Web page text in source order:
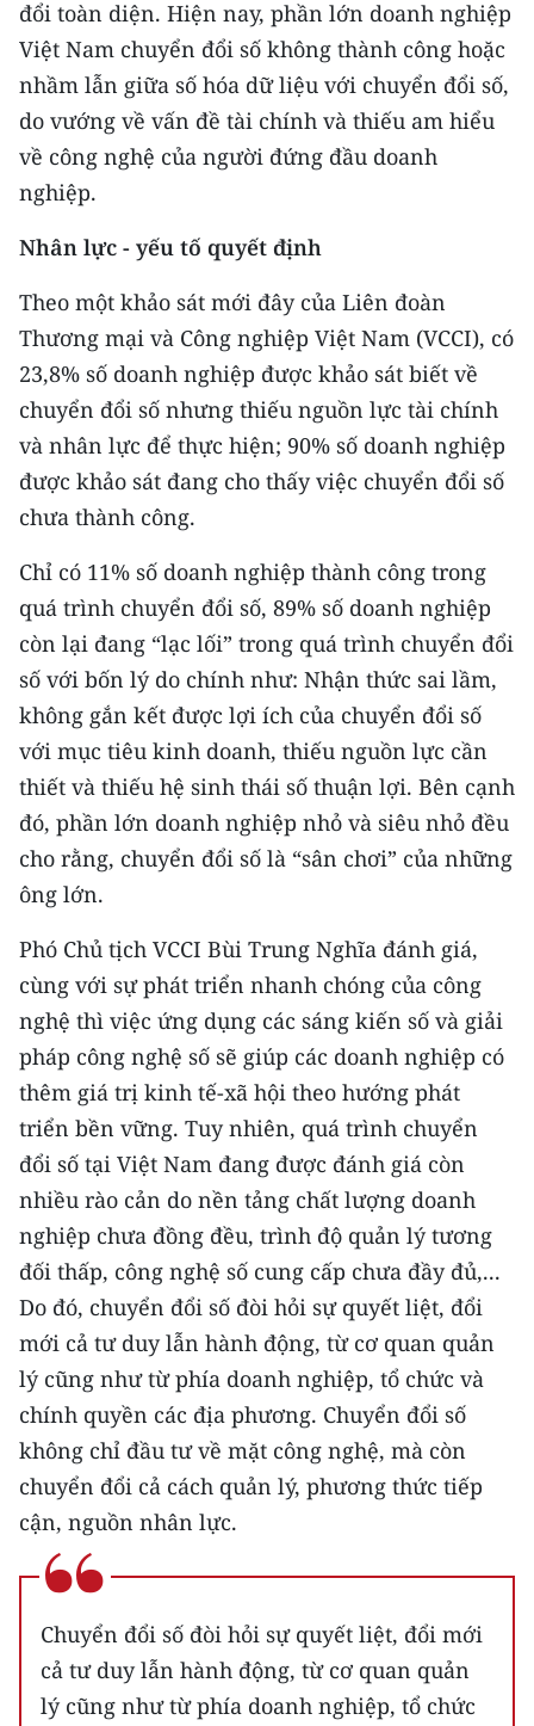
đổi toàn diện. Hiện nay, phần lớn doanh nghiệp
Việt Nam chuyển đổi số không thành công hoặc
nhầm lẫn giữa số hóa dữ liệu với chuyển đổi số,
do vướng về vấn đề tài chính và thiếu am hiểu
về công nghệ của người đứng đầu doanh
nghiệp.
Nhân lực - yếu tố quyết định
Theo một khảo sát mới đây của Liên đoàn
Thương mại và Công nghiệp Việt Nam (VCCI), có
23,8% số doanh nghiệp được khảo sát biết về
chuyển đổi số nhưng thiếu nguồn lực tài chính
và nhân lực để thực hiện; 90% số doanh nghiệp
được khảo sát đang cho thấy việc chuyển đổi số
chưa thành công.
Chỉ có 11% số doanh nghiệp thành công trong
quá trình chuyển đổi số, 89% số doanh nghiệp
còn lại đang “lạc lối” trong quá trình chuyển đổi
số với bốn lý do chính như: Nhận thức sai lầm,
không gắn kết được lợi ích của chuyển đổi số
với mục tiêu kinh doanh, thiếu nguồn lực cần
thiết và thiếu hệ sinh thái số thuận lợi. Bên cạnh
đó, phần lớn doanh nghiệp nhỏ và siêu nhỏ đều
cho rằng, chuyển đổi số là “sân chơi” của những
ông lớn.
Phó Chủ tịch VCCI Bùi Trung Nghĩa đánh giá,
cùng với sự phát triển nhanh chóng của công
nghệ thì việc ứng dụng các sáng kiến số và giải
pháp công nghệ số sẽ giúp các doanh nghiệp có
thêm giá trị kinh tế-xã hội theo hướng phát
triển bền vững. Tuy nhiên, quá trình chuyển
đổi số tại Việt Nam đang được đánh giá còn
nhiều rào cản do nền tảng chất lượng doanh
nghiệp chưa đồng đều, trình độ quản lý tương
đối thấp, công nghệ số cung cấp chưa đầy đủ,...
Do đó, chuyển đổi số đòi hỏi sự quyết liệt, đổi
mới cả tư duy lẫn hành động, từ cơ quan quản
lý cũng như từ phía doanh nghiệp, tổ chức và
chính quyền các địa phương. Chuyển đổi số
không chỉ đầu tư về mặt công nghệ, mà còn
chuyển đổi cả cách quản lý, phương thức tiếp
cận, nguồn nhân lực.
Chuyển đổi số đòi hỏi sự quyết liệt, đổi mới
cả tư duy lẫn hành động, từ cơ quan quản
lý cũng như từ phía doanh nghiệp, tổ chức